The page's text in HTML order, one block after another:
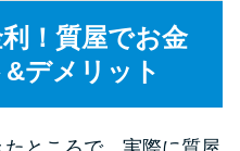
！質屋でお金
デメリット